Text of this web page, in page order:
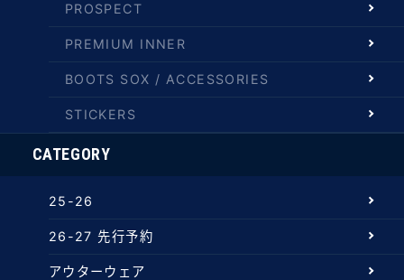
PROSPECT
PREMIUM INNER
BOOTS SOX / ACCESSORIES
STICKERS
CATEGORY
25-26
26-27 先行予約
アウターウェア